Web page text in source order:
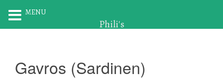
Gavros (Sardinen)
MENU
Phili's